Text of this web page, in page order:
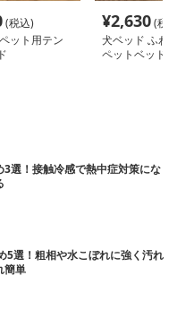
(税込)
ット用テン
¥2,630(税
犬ベッド ふわ
ペットベッド
選！接触冷感で熱中症対策にな
5選！粗相や水こぼれに強く汚れ
簡単